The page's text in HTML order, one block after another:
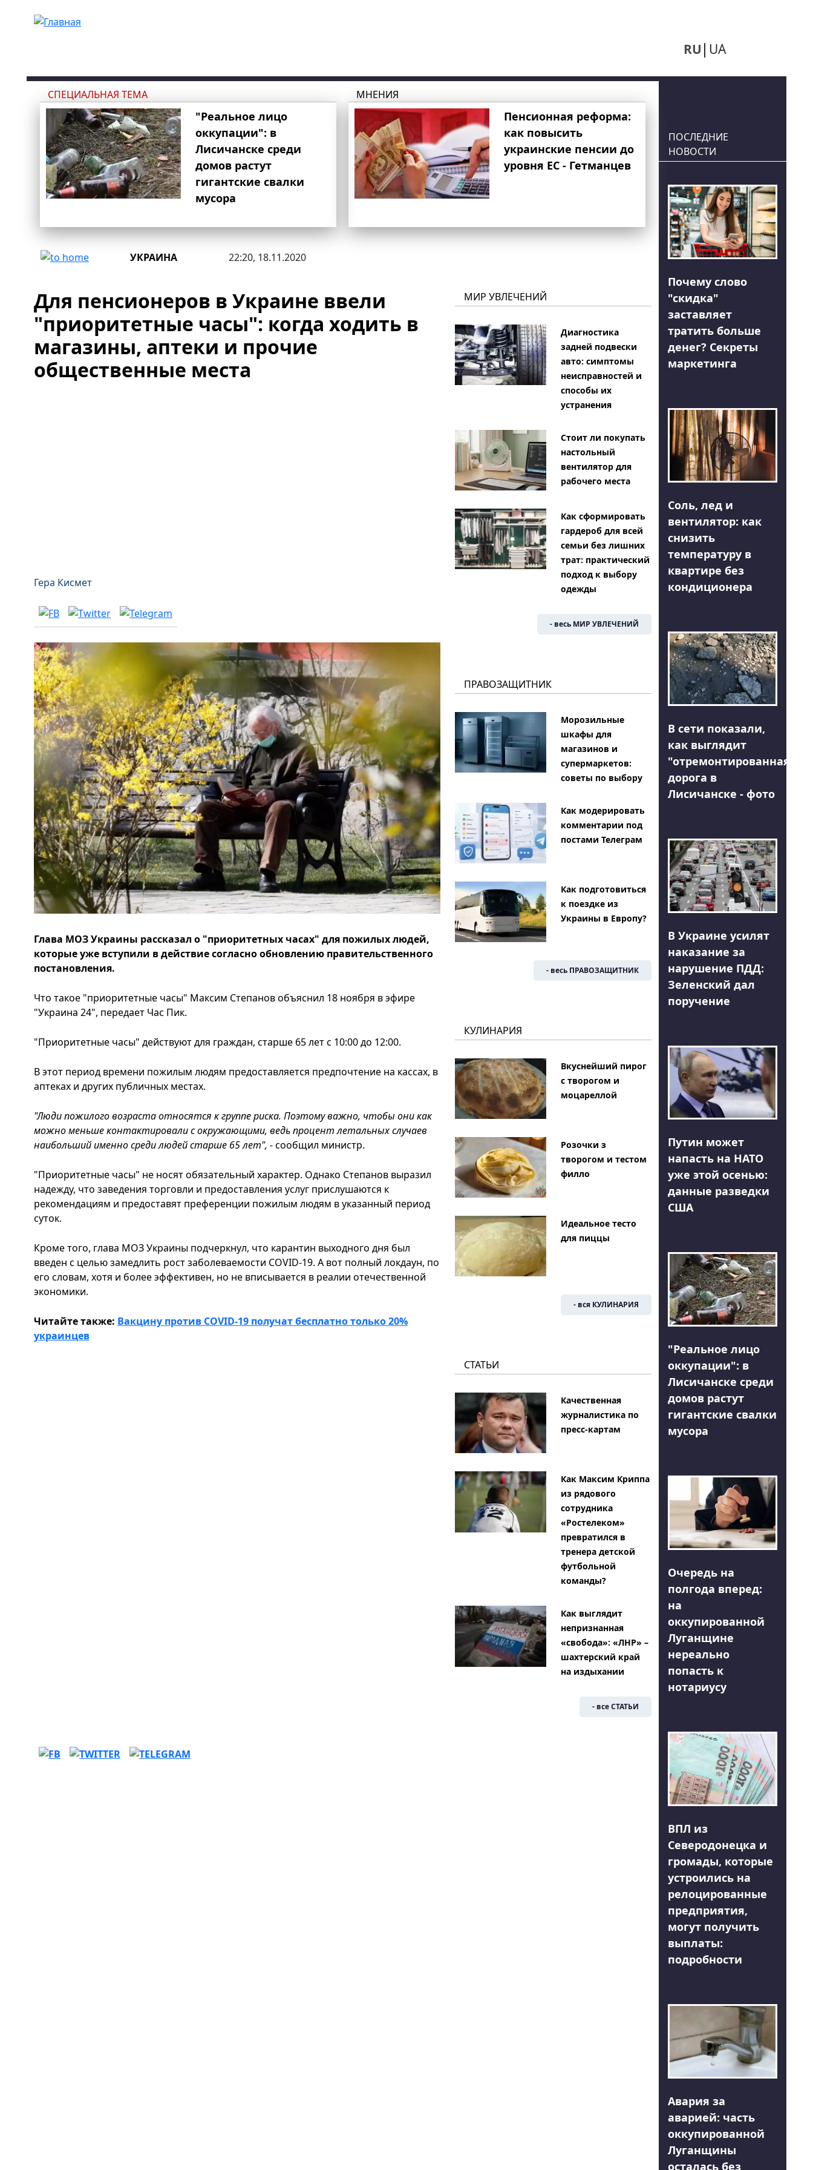
RU UA
СПЕЦИАЛЬНАЯ ТЕМА
"Реальное лицо
оккупации": в
Лисичанске среди
домов растут
гигантские свалки
мусора
МНЕНИЯ
Пенсионная реформа:
как повысить
украинские пенсии до
уровня ЕС - Гетманцев
УКРАИНА 22:20, 18.11.2020
Для пенсионеров в Украине ввели
"приоритетные часы": когда ходить в
магазины, аптеки и прочие
общественные места
Гера Кисмет
Глава МОЗ Украины рассказал о "приоритетных часах" для пожилых людей,
которые уже вступили в действие согласно обновлению правительственного
постановления.
Что такое "приоритетные часы" Максим Степанов объяснил 18 ноября в эфире
"Украина 24", передает Час Пик.
"Приоритетные часы" действуют для граждан, старше 65 лет с 10:00 до 12:00.
В этот период времени пожилым людям предоставляется предпочтение на кассах, в
аптеках и других публичных местах.
"Люди пожилого возраста относятся к группе риска. Поэтому важно, чтобы они как
можно меньше контактировали с окружающими, ведь процент летальных случаев
наибольший именно среди людей старше 65 лет", -сообщил министр.
"Приоритетные часы" не носят обязательный характер. Однако Степанов выразил
надежду, что заведения торговли и предоставления услуг прислушаются к
рекомендациям и предоставят преференции пожилым людям в указанный период
суток.
Кроме того, глава МОЗ Украины подчеркнул, что карантин выходного дня был
введен с целью замедлить рост заболеваемости COVID-19. А вот полный локдаун, по
его словам, хотя и более эффективен, но не вписывается в реалии отечественной
экономики.
Читайте также: Вакцину против COVID-19 получат бесплатно только 20%
украинцев
МИР УВЛЕЧЕНИЙ
Диагностика
задней подвески
авто: симптомы
неисправностей и
способы их
устранения
Стоит ли покупать
настольный
вентилятор для
рабочего места
Как сформировать
гардероб для всей
семьи без лишних
трат: практический
подход к выбору
одежды
- весь МИР УВЛЕЧЕНИЙ
ПРАВОЗАЩИТНИК
Морозильные
шкафы для
магазинов и
супермаркетов:
советы по выбору
Как модерировать
комментарии под
постами Телеграм
Как подготовиться
к поездке из
Украины в Европу?
- весь ПРАВОЗАЩИТНИК
КУЛИНАРИЯ
Вкуснейший пирог
с творогом и
моцареллой
Розочки з
творогом и тестом
филло
Идеальное тесто
для пиццы
- вся КУЛИНАРИЯ
СТАТЬИ
Качественная
журналистика по
пресс-картам
Как Максим Криппа
из рядового
сотрудника
«Ростелеком»
превратился в
тренера детской
футбольной
команды?
Как выглядит
непризнанная
«свобода»: «ЛНР» –
шахтерский край
на издыхании
- все СТАТЬИ
ПОСЛЕДНИЕ
НОВОСТИ
Почему слово
"скидка"
заставляет
тратить больше
денег? Секреты
маркетинга
Соль, лед и
вентилятор: как
снизить
температуру в
квартире без
кондиционера
В сети показали,
как выглядит
"отремонтированная"
дорога в
Лисичанске - фото
В Украине усилят
наказание за
нарушение ПДД:
Зеленский дал
поручение
Путин может
напасть на НАТО
уже этой осенью:
данные разведки
США
"Реальное лицо
оккупации": в
Лисичанске среди
домов растут
гигантские свалки
мусора
Очередь на
полгода вперед:
на
оккупированной
Луганщине
нереально
попасть к
нотариусу
ВПЛ из
Северодонецка и
громады, которые
устроились на
релоцированные
предприятия,
могут получить
выплаты:
подробности
Авария за
аварией: часть
оккупированной
Луганщины
осталась без